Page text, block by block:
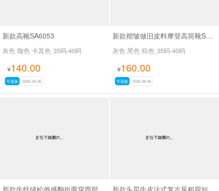
新款高靴SA6053
灰色 咖色 卡其色 35码-40码
¥140.00
可退换 2026-08-06
新款褶皱做旧皮料摩登高筒靴SA3061
灰色 黑色 棕色 35码-40码
¥160.00
可退换 2026-08-06